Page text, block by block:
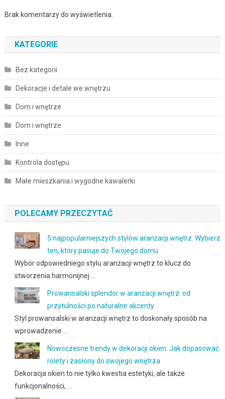
Brak komentarzy do wyświetlenia.
KATEGORIE
Bez kategorii
Dekoracje i detale we wnętrzu
Dom i wnętrze
Dom i wnętrze
Inne
Kontrola dostępu
Małe mieszkania i wygodne kawalerki
POLECAMY PRZECZYTAĆ
5 najpopularniejszych stylów aranżacji wnętrz: Wybierz
ten, który pasuje do Twojego domu
Wybór odpowiedniego stylu aranżacji wnętrz to klucz do
stworzenia harmonijnej …
Prowansalski splendor w aranżacji wnętrz: od
przytulności po naturalne akcenty
Styl prowansalski w aranżacji wnętrz to doskonały sposób na
wprowadzenie …
Nowoczesne trendy w dekoracji okien: Jak dopasować
rolety i zasłony do swojego wnętrza
Dekoracja okien to nie tylko kwestia estetyki, ale także
funkcjonalności, …